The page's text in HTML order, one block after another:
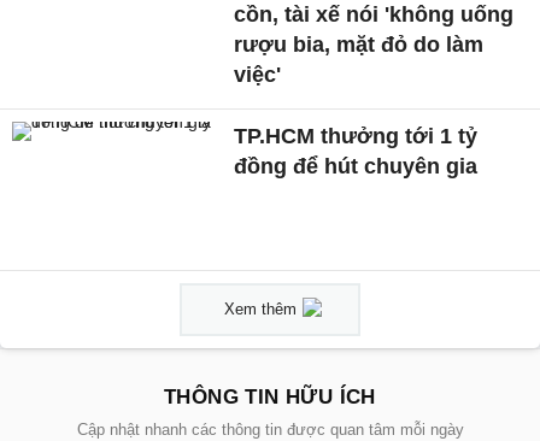
cồn, tài xế nói 'không uống
rượu bia, mặt đỏ do làm
việc'
TP.HCM thưởng tới 1 tỷ
đồng để hút chuyên gia
Xem thêm
THÔNG TIN HỮU ÍCH
Cập nhật nhanh các thông tin được quan tâm mỗi ngày